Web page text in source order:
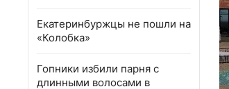
Екатеринбуржцы не пошли на
«Колобка»
Гопники избили парня с
длинными волосами в